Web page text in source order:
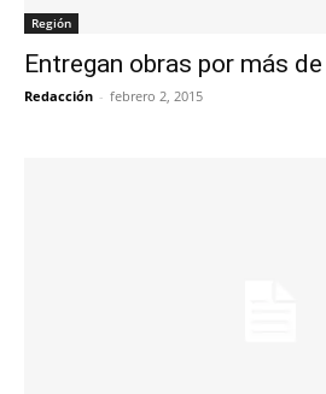
Región
Entregan obras por más
Redacción - febrero 2, 2015